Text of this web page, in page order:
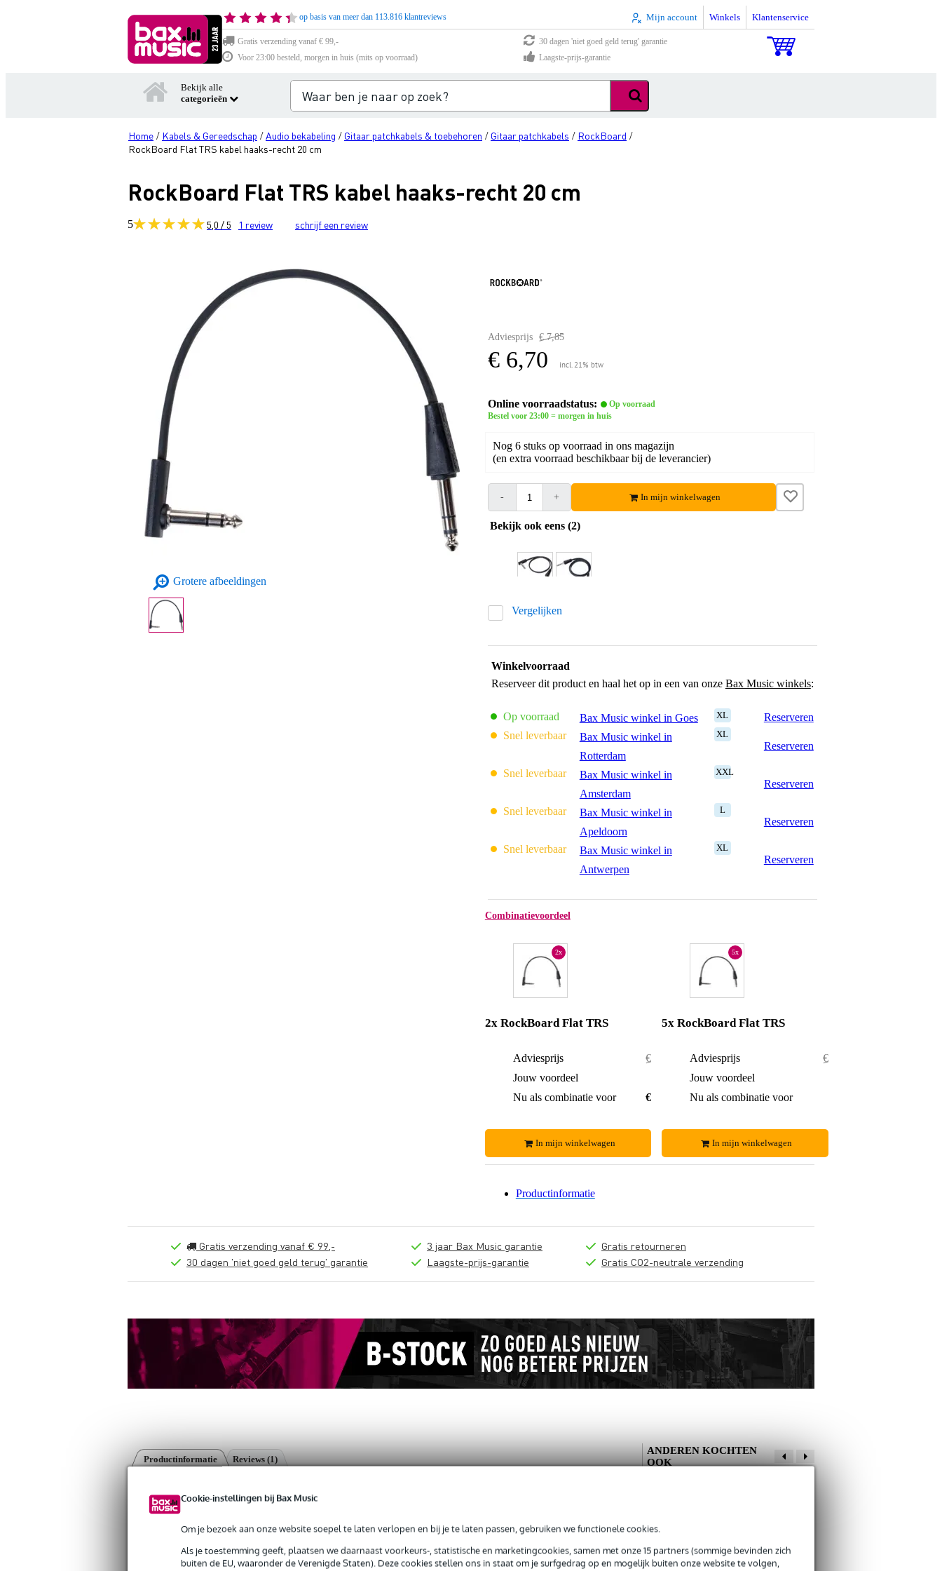
Cookie-instellingen bij Bax Music
Om je bezoek aan onze website soepel te laten verlopen en bij je te laten passen, gebruiken we functionele cookies.
Als je toestemming geeft, plaatsen we daarnaast voorkeurs-, statistische en marketingcookies, samen met onze 15 partners (sommige bevinden zich
buiten de EU, waaronder de Verenigde Staten). Deze cookies stellen ons in staat om je surfgedrag op en mogelijk buiten onze website te volgen,
op basis van meer dan 113.816 klantreviews Mijn account Winkels Klantenservice
Gratis verzending vanaf € 99,-
30 dagen 'niet goed geld terug' garantie
Voor 23:00 besteld, morgen in huis (mits op voorraad)
Laagste-prijs-garantie
Bekijk alle
categorieën
Home / Kabels & Gereedschap /Audio bekabeling / Gitaar patchkabels & toebehoren / Gitaar patchkabels / RockBoard /
RockBoard Flat TRS kabel haaks-recht 20 cm
RockBoard Flat TRS kabel haaks-recht 20 cm
5 5,0 / 5 1 review schrijf een review
Grotere afbeeldingen
Adviesprijs € 7,85
€ 6,70 incl. 21% btw
Online voorraadstatus:
Op voorraad
Bestel voor 23:00 = morgen in huis
Nog 6 stuks op voorraad in ons magazijn
(en extra voorraad beschikbaar bij de leverancier)
- + In mijn winkelwagen
Bekijk ook eens (2)
Vergelijken
Winkelvoorraad
Reserveer dit product en haal het op in een van onze Bax Music winkels:
Op voorraad Bax Music winkel in Goes XL
Reserveren
Snel leverbaar
Bax Music winkel in
Rotterdam
XL
Reserveren
Snel leverbaar
Bax Music winkel in
Amsterdam
XXL
Reserveren
Snel leverbaar
Bax Music winkel in
Apeldoorn
L
Reserveren
Snel leverbaar
Bax Music winkel in
Antwerpen
XL
Reserveren
Combinatievoordeel
2x
2x RockBoard Flat TRS
Adviesprijs
€ 13,40
Jouw voordeel
Nu als combinatie voor
€ 12,90
In mijn winkelwagen
5x
5x RockBoard Flat TRS
Adviesprijs
€ 33,50
Jouw voordeel
Nu als combinatie voor
In mijn winkelwagen
Productinformatie
Gratis verzending vanaf € 99,-
30 dagen 'niet goed geld terug' garantie
3 jaar Bax Music garantie
Laagste-prijs-garantie
Gratis retourneren
Gratis CO2-neutrale verzending
Productinformatie Reviews (1)
Artikelnr:9000-0118-2676
Bax Music Garantie: Op dit product krijg je 3 jaar Bax Music Garantie.
Je naam
Vincent 8 december 2023
ANDEREN KOCHTEN
OOK
Fazley SW01